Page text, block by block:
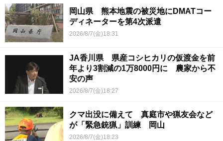
岡山県 熊本地震の被災地にDMATコー
ディネーターを第4次派遣
2026/8/7(金)18:31
JA香川県 県産コシヒカリの仮渡金を前
年より3割減の1万8000円に 農家から不
安の声
2026/8/7(金)18:27
クマ出没に備えて 真庭市や猟友会など
が「緊急銃猟」訓練 岡山
2026/8/7(金)18:23